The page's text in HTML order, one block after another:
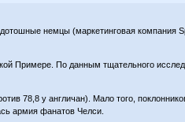
немцы (маркетинговая компания
Примере. По данным тщательного
78,8 у англичан). Мало того,
армия фанатов Челси.